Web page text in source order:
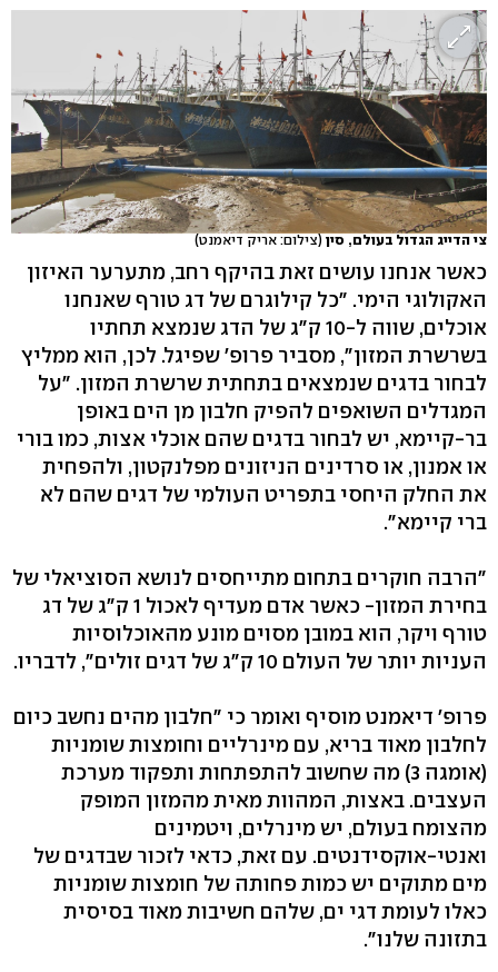
צי הדייג הגדול בעולם, סין (צילום: אריק דיאמנט)
כאשר אנחנו עושים זאת בהיקף רחב, מתערער האיזון
האקולוגי הימי. "כל קילוגרם של דג טורף שאנחנו
אוכלים, שווה ל-10 ק"ג של הדג שנמצא תחתיו
בשרשרת המזון", מסביר פרופ' שפיגל. לכן, הוא ממליץ
לבחור בדגים שנמצאים בתחתית שרשרת המזון. "על
המגדלים השואפים להפיק חלבון מן הים באופן
בר-קיימא, יש לבחור בדגים שהם אוכלי אצות, כמו בורי
או אמנון, או סרדינים הניזונים מפלנקטון, ולהפחית
את החלק היחסי בתפריט העולמי של דגים שהם לא
ברי קיימא".
"הרבה חוקרים בתחום מתייחסים לנושא הסוציאלי של
בחירת המזון- כאשר אדם מעדיף לאכול 1 ק"ג של דג
טורף ויקר, הוא במובן מסוים מונע מהאוכלוסיות
העניות יותר של העולם 10 ק"ג של דגים זולים", לדבריו.
פרופ' דיאמנט מוסיף ואומר כי "חלבון מהים נחשב כיום
לחלבון מאוד בריא, עם מינרליים וחומצות שומניות
(אומגה 3) מה שחשוב להתפתחות ותפקוד מערכת
העצבים. באצות, המהוות מאית מהמזון המופק
מהצומח בעולם, יש מינרלים, ויטמינים
ואנטי-אוקסידנטים. עם זאת, כדאי לזכור שבדגים של
מים מתוקים יש כמות פחותה של חומצות שומניות
כאלו לעומת דגי ים, שלהם חשיבות מאוד בסיסית
בתזונה שלנו".